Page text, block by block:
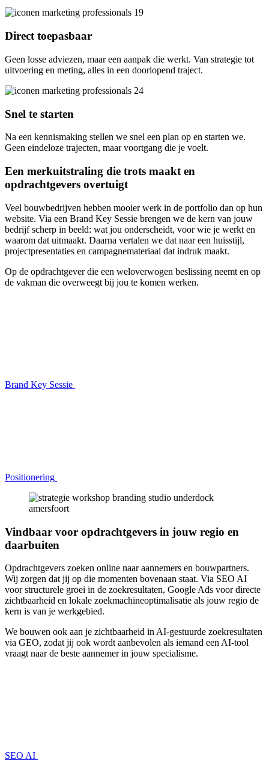
Direct toepasbaar
Geen losse adviezen, maar een aanpak die werkt. Van strategie tot
uitvoering en meting, alles in een doorlopend traject.
Snel te starten
Na een kennismaking stellen we snel een plan op en starten we.
Geen eindeloze trajecten, maar voortgang die je voelt.
Een merkuitstraling die trots maakt en
opdrachtgevers overtuigt
Veel bouwbedrijven hebben mooier werk in de portfolio dan op hun
website. Via een Brand Key Sessie brengen we de kern van jouw
bedrijf scherp in beeld: wat jou onderscheidt, voor wie je werkt en
waarom dat uitmaakt. Daarna vertalen we dat naar een huisstijl,
projectpresentaties en campagnemateriaal dat indruk maakt.
Op de opdrachtgever die een weloverwogen beslissing neemt en op
de vakman die overweegt bij jou te komen werken.
Brand Key Sessie
Positionering
Vindbaar voor opdrachtgevers in jouw regio en
daarbuiten
Opdrachtgevers zoeken online naar aannemers en bouwpartners.
Wij zorgen dat jij op die momenten bovenaan staat. Via SEO AI
voor structurele groei in de zoekresultaten, Google Ads voor directe
zichtbaarheid en lokale zoekmachineoptimalisatie als jouw regio de
kern is van je werkgebied.
We bouwen ook aan je zichtbaarheid in AI-gestuurde zoekresultaten
via GEO, zodat jij ook wordt aanbevolen als iemand een AI-tool
vraagt naar de beste aannemer in jouw specialisme.
SEO AI